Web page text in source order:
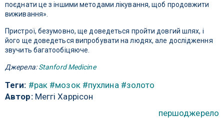
поєднати це з іншими методами лікування, щоб продовжити
виживання».
Пристрої, безумовно, ще доведеться пройти довгий шлях, і
його ще доведеться випробувати на людях, але дослідження
звучить багатообіцяюче.
Джерела:Stanford Medicine
Теги: #рак #мозок #пухлина #золото
Автор:Меггі Харрісон
першоджерело